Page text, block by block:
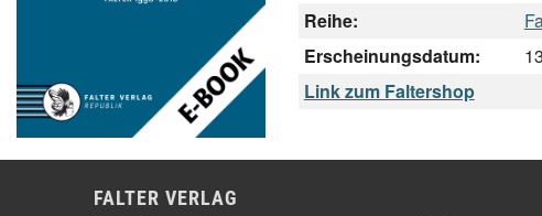
Reihe:
Erscheinungsdatum:
Link zum Faltershop
FALTER VERLAG